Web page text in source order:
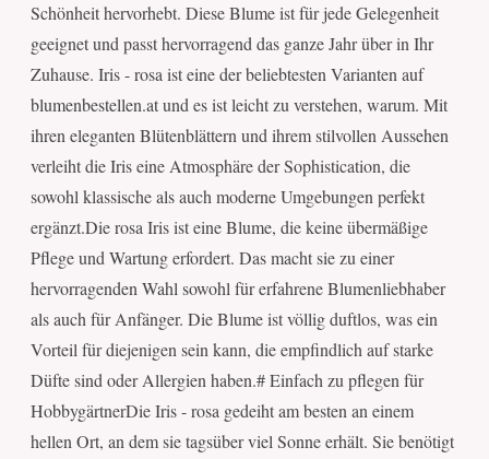
Schönheit hervorhebt. Diese Blume ist für jede Gelegenheit
geeignet und passt hervorragend das ganze Jahr über in Ihr
Zuhause. Iris - rosa ist eine der beliebtesten Varianten auf
blumenbestellen.at und es ist leicht zu verstehen, warum. Mit
ihren eleganten Blütenblättern und ihrem stilvollen Aussehen
verleiht die Iris eine Atmosphäre der Sophistication, die
sowohl klassische als auch moderne Umgebungen perfekt
ergänzt.Die rosa Iris ist eine Blume, die keine übermäßige
Pflege und Wartung erfordert. Das macht sie zu einer
hervorragenden Wahl sowohl für erfahrene Blumenliebhaber
als auch für Anfänger. Die Blume ist völlig duftlos, was ein
Vorteil für diejenigen sein kann, die empfindlich auf starke
Düfte sind oder Allergien haben.# Einfach zu pflegen für
HobbygärtnerDie Iris - rosa gedeiht am besten an einem
hellen Ort, an dem sie tagsüber viel Sonne erhält. Sie benötigt